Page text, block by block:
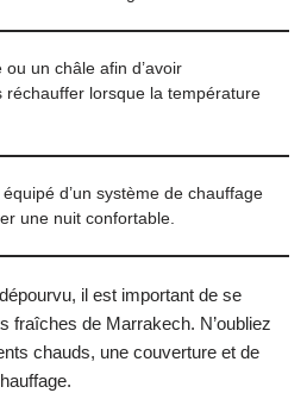
un châle afin d’avoir
réchauffer lorsque la température
d’un système de chauffage
une nuit confortable.
il est important de se
fraîches de Marrakech. N’oubliez
chauds, une couverture et de